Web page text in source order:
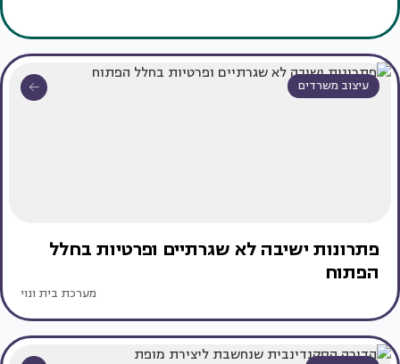
עיצוב משרדים
פתרונות ישיבה לא שגרתיים ופרטיות בחלל
הפתוח
מערכת בית ונוי